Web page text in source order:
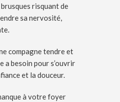
risquant de
sa nervosité,
compagne tendre et
a besoin pour s’ouvrir
et la douceur.
à votre foyer